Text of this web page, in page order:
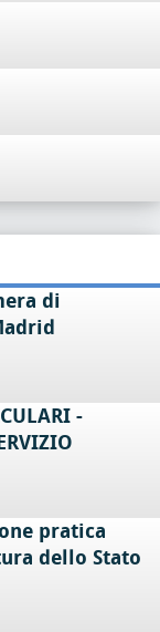
di
-
pratica
dello Stato